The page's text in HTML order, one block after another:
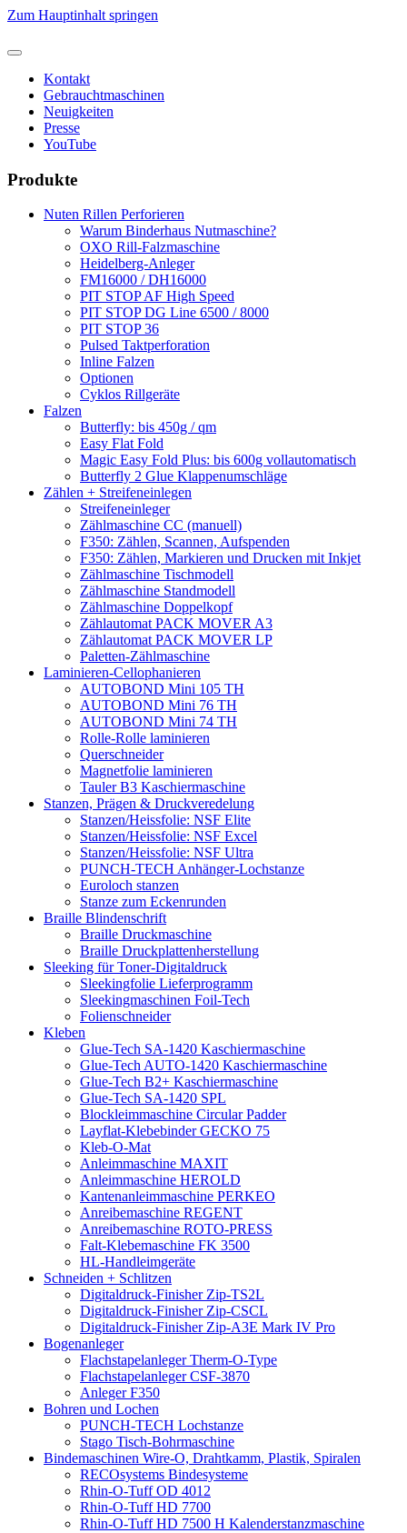
Zum Hauptinhalt springen
Kontakt
Gebrauchtmaschinen
Neuigkeiten
Presse
YouTube
Produkte
Nuten Rillen Perforieren
Warum Binderhaus Nutmaschine?
OXO Rill-Falzmaschine
Heidelberg-Anleger
FM16000 / DH16000
PIT STOP AF High Speed
PIT STOP DG Line 6500 / 8000
PIT STOP 36
Pulsed Taktperforation
Inline Falzen
Optionen
Cyklos Rillgeräte
Falzen
Butterfly: bis 450g / qm
Easy Flat Fold
Magic Easy Fold Plus: bis 600g vollautomatisch
Butterfly 2 Glue Klappenumschläge
Zählen + Streifeneinlegen
Streifeneinleger
Zählmaschine CC (manuell)
F350: Zählen, Scannen, Aufspenden
F350: Zählen, Markieren und Drucken mit Inkjet
Zählmaschine Tischmodell
Zählmaschine Standmodell
Zählmaschine Doppelkopf
Zählautomat PACK MOVER A3
Zählautomat PACK MOVER LP
Paletten-Zählmaschine
Laminieren-Cellophanieren
AUTOBOND Mini 105 TH
AUTOBOND Mini 76 TH
AUTOBOND Mini 74 TH
Rolle-Rolle laminieren
Querschneider
Magnetfolie laminieren
Tauler B3 Kaschiermaschine
Stanzen, Prägen & Druckveredelung
Stanzen/Heissfolie: NSF Elite
Stanzen/Heissfolie: NSF Excel
Stanzen/Heissfolie: NSF Ultra
PUNCH-TECH Anhänger-Lochstanze
Euroloch stanzen
Stanze zum Eckenrunden
Braille Blindenschrift
Braille Druckmaschine
Braille Druckplattenherstellung
Sleeking für Toner-Digitaldruck
Sleekingfolie Lieferprogramm
Sleekingmaschinen Foil-Tech
Folienschneider
Kleben
Glue-Tech SA-1420 Kaschiermaschine
Glue-Tech AUTO-1420 Kaschiermaschine
Glue-Tech B2+ Kaschiermaschine
Glue-Tech SA-1420 SPL
Blockleimmaschine Circular Padder
Layflat-Klebebinder GECKO 75
Kleb-O-Mat
Anleimmaschine MAXIT
Anleimmaschine HEROLD
Kantenanleimmaschine PERKEO
Anreibemaschine REGENT
Anreibemaschine ROTO-PRESS
Falt-Klebemaschine FK 3500
HL-Handleimgeräte
Schneiden + Schlitzen
Digitaldruck-Finisher Zip-TS2L
Digitaldruck-Finisher Zip-CSCL
Digitaldruck-Finisher Zip-A3E Mark IV Pro
Bogenanleger
Flachstapelanleger Therm-O-Type
Flachstapelanleger CSF-3870
Anleger F350
Bohren und Lochen
PUNCH-TECH Lochstanze
Stago Tisch-Bohrmaschine
Bindemaschinen Wire-O, Drahtkamm, Plastik, Spiralen
RECOsystems Bindesysteme
Rhin-O-Tuff OD 4012
Rhin-O-Tuff HD 7700
Rhin-O-Tuff HD 7500 H Kalenderstanzmaschine